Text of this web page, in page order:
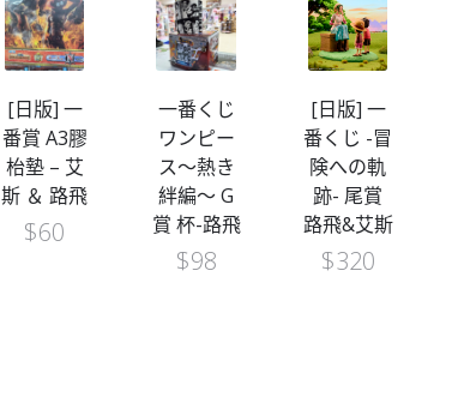
[日版] 一
番賞 A3膠
枱墊 – 艾
斯 ＆ 路飛
$60
一番くじ
ワンピー
ス～熱き
絆編～ G
賞 杯-路飛
$98
[日版] 一
番くじ -冒
険への軌
跡- 尾賞
路飛&艾斯
$320